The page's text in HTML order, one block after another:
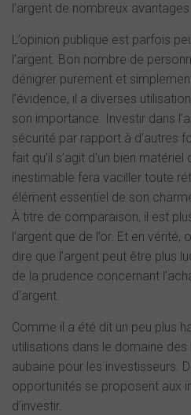
l’argent de nombreux avantages.
L’opinion publique est parfois
l’argent. Bon nombre de
dénigrer purement et
l’évidence, il a diverses
son importance. Investir dans
sécurité par rapport à d’autres
fait qu’il s’agit d‘un bien
inestimable fera vaciller toute
élément essentiel de son
À titre de comparaison, il est
l’argent que de l’or. Et en
dire que l’argent peut être plus
de la prudence concernant
d’argent.
Comme il a été dit un peu plus
utilisations dans le domaine des
aubaine pour les investisseurs.
opportunités se proposent aux
d’investir.